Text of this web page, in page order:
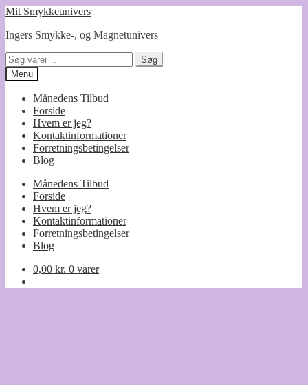
Spring
navigation
Spring
indhold
Mit Smykkeunivers
Ingers Smykke-, og Magnetunivers
Søg
efter:
Søg
Menu
Månedens Tilbud
Forside
Hvem er jeg?
Kontaktinformationer
Forretningsbetingelser
Blog
Månedens Tilbud
Forside
Hvem er jeg?
Kontaktinformationer
Forretningsbetingelser
Blog
0,00 kr. 0 varer